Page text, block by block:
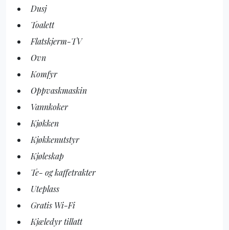
Dusj
Toalett
Flatskjerm-TV
Ovn
Komfyr
Oppvaskmaskin
Vannkoker
Kjøkken
Kjøkkenutstyr
Kjøleskap
Te- og kaffetrakter
Uteplass
Gratis Wi-Fi
Kjæledyr tillatt